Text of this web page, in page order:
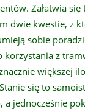
Załatwia się
dwie kwestie, z
sobie
korzystania z
większej
się to
a jednocześnie